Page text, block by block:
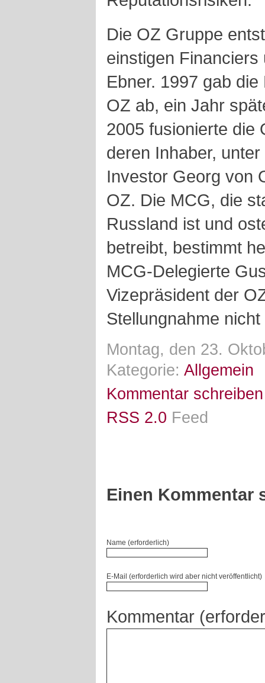
Die OZ Gruppe
einstigen
Ebner. 1997 gab
OZ ab, ein Jahr
2005 fusionierte die
deren Inhaber,
Investor Georg von
OZ. Die MCG, die
Russland ist und
betreibt, bestimmt
MCG-Delegierte
Vizepräsident der
Stellungnahme
Montag, den 23.
Kategorie: Allgemein
Kommentar schreiben
RSS 2.0 Feed
Einen Kommentar
Name (erforderlich)
E-Mail (erforderlich wird aber nicht veröffentlicht)
Kommentar